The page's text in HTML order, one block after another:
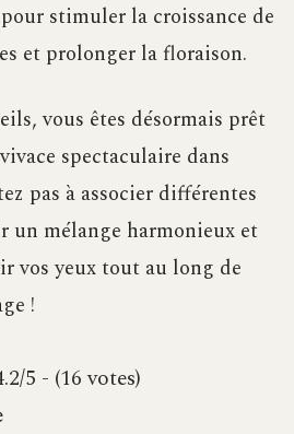
stimuler la croissance de
et prolonger la floraison.
vous êtes désormais prêt
spectaculaire dans
pas à associer différentes
un mélange harmonieux et
vos yeux tout au long de
!
5 - (16 votes)